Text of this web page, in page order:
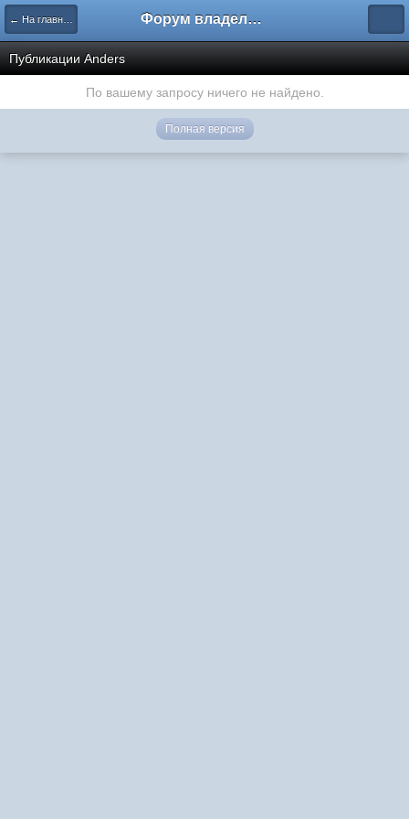
← На главную Форум владельцев интернет-магазинов
Публикации Anders
По вашему запросу ничего не найдено.
Полная версия